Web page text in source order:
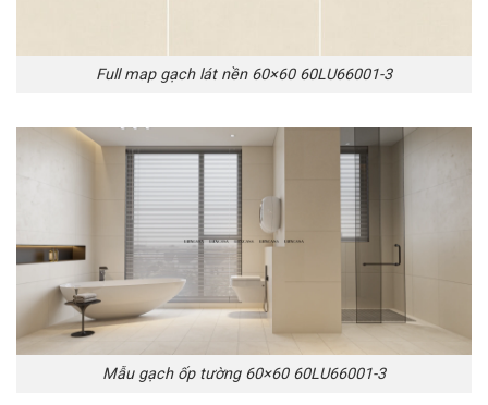
Full map gạch lát nền 60×60 60LU66001-3
Mẫu gạch ốp tường 60×60 60LU66001-3